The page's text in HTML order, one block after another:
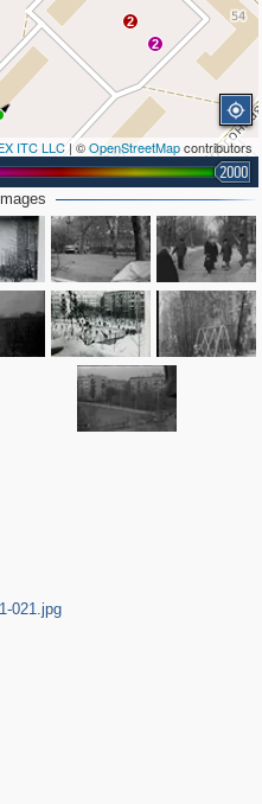
2
2
ITC LLC | ©OpenStreetMapcontributors
2000
021.jpg